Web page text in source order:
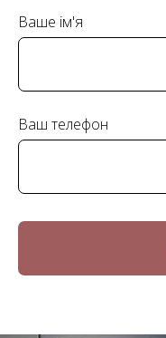
Ваше ім'я
Ваш телефон